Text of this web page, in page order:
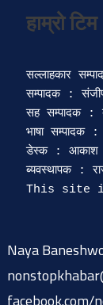
हाम्रो टिम
सल्लाहकार
सम्पादक :
सह सम्पादक :
भाषा सम्पादक
डेस्क : आकाश
ब्यवस्थापक :
Naya